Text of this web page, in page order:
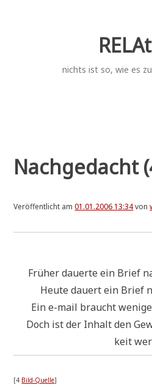
nichts ist so, wie es
Nachgedacht
Veröffentlicht am01.01.2006 13:34von
Frü­her dau­er­te ein Brief
Heu­te dau­ert ein Brief
Ein e-mail braucht
Doch ist der Inhalt den
keit
[4 Bild-Quel­le]